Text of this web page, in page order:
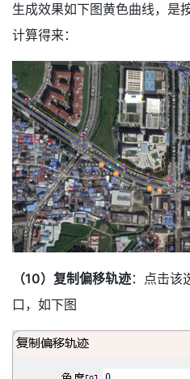
生成效果如下图黄色曲线，是
计算得来：
（10）复制偏移轨迹：点击该
口，如下图